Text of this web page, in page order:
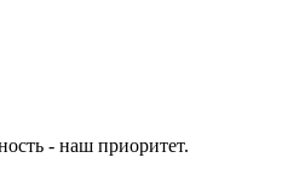
- наш приоритет.